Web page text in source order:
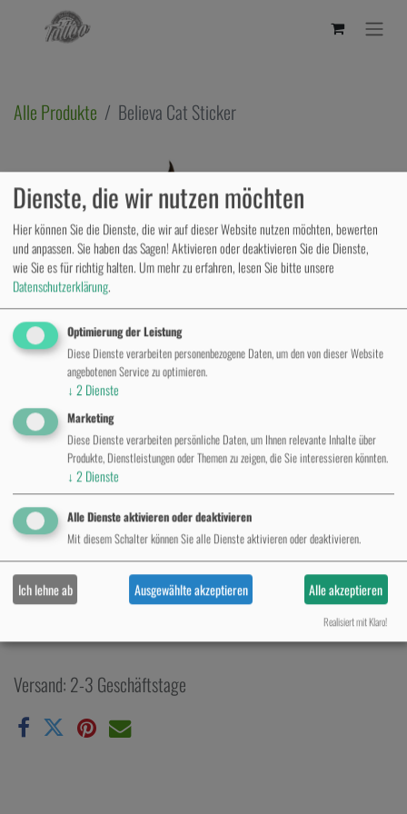
Alle Produkte Believa Cat Sticker
Believa Cat Sticker
Exklusives Studioangebot
Kontaktieren Sie uns
Versand: 2-3 Geschäftstage
Dienste, die wir nutzen möchten
Hier können Sie die Dienste, die wir auf dieser Website nutzen möchten, bewerten
und anpassen. Sie haben das Sagen! Aktivieren oder deaktivieren Sie die Dienste,
wie Sie es für richtig halten.Um mehr zu erfahren, lesen Sie bitte unsere
Datenschutzerklärung.
Optimierung der Leistung
Diese Dienste verarbeiten personenbezogene Daten, um den von dieser Website
angebotenen Service zu optimieren.
↓ 2 Dienste
Marketing
Diese Dienste verarbeiten persönliche Daten, um Ihnen relevante Inhalte über
Produkte, Dienstleistungen oder Themen zu zeigen, die Sie interessieren könnten.
↓ 2 Dienste
Alle Dienste aktivieren oder deaktivieren
Mit diesem Schalter können Sie alle Dienste aktivieren oder deaktivieren.
Ich lehne ab Ausgewählte akzeptieren Alle akzeptieren
Realisiert mit Klaro!